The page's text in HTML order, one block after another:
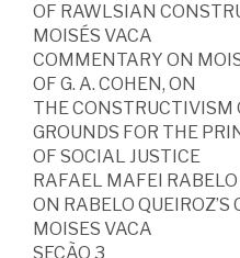
OF RAWLSIAN
MOISÉS VACA
COMMENTARY ON
OF G. A. COHEN, ON
THE CONSTRUCTIVISM
GROUNDS FOR THE
OF SOCIAL JUSTICE
RAFAEL MAFEI
ON RABELO
MOISES VACA
SEÇÃO 3